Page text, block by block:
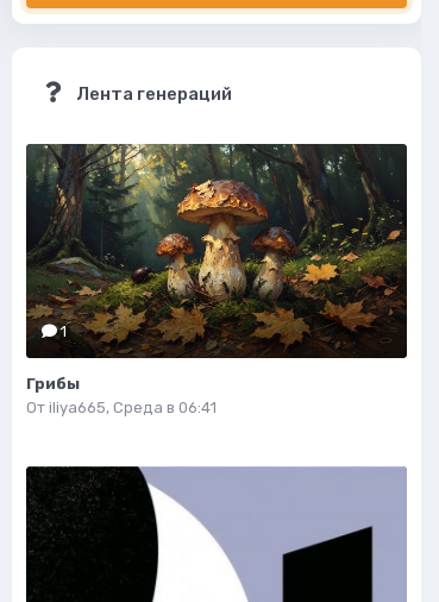
Лента генераций
1
Грибы
От iliya665, Среда в 06:41